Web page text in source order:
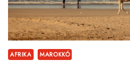
AFRIKA MAROKKÓ